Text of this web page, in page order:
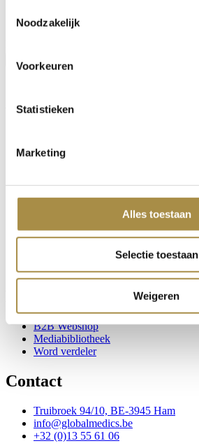
Noodzakelijk
Voorkeuren
Statistieken
Marketing
Alles toestaan
Selectie toestaan
Weigeren
Schrijf je in op onze nieuwsbrief
Aanmelden
Assortiment
Supplementen voor kleine huisdieren
Over global medics
Home
Over ons
B2B Webshop
Mediabibliotheek
Word verdeler
Contact
Truibroek 94/10, BE-3945 Ham
info@globalmedics.be
+32 (0)13 55 61 06